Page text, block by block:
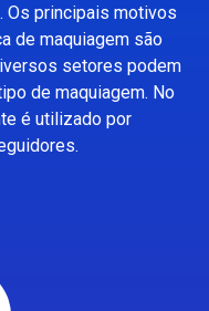
Os principais motivos
de maquiagem são
setores podem
de maquiagem. No
é utilizado por